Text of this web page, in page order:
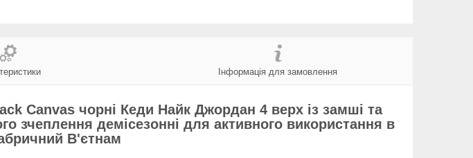
Інформація для замовлення
Canvas чорні Кеди Найк Джордан 4 верх із замші та
зчеплення демісезонні для активного використання в
В'єтнам